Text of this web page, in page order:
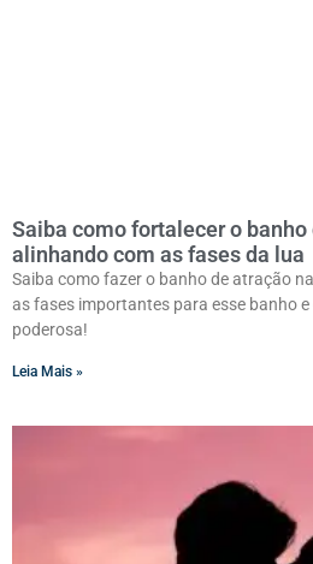
Saiba como fortalecer o banho
alinhando com as fases da lua
Saiba como fazer o banho de atração
as fases importantes para esse banho
poderosa!
Leia Mais »